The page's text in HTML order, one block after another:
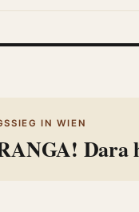
IN WIEN
Dara